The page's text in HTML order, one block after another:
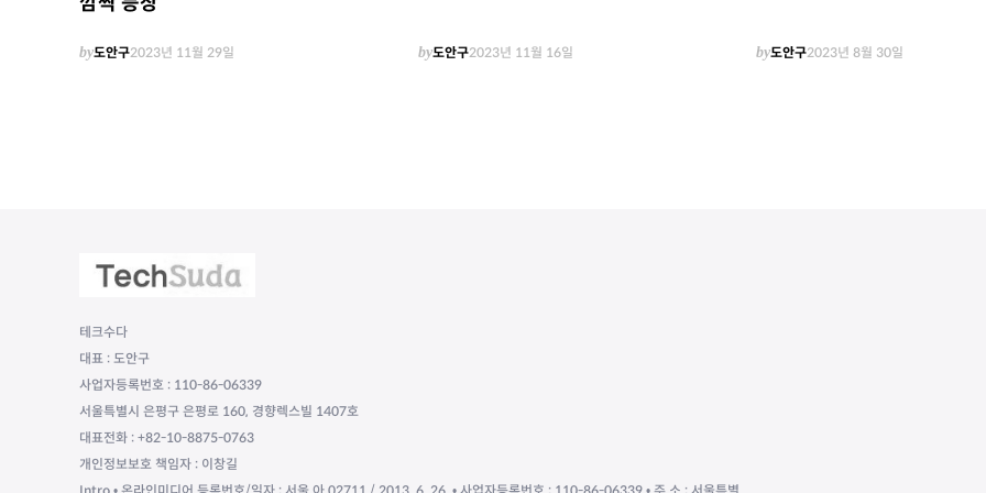
by도안구2023년 11월 29일 by도안구2023년 11월 16일 by도안구2023년 8월 30일
테크수다
대표 : 도안구
사업자등록번호 : 110-86-06339
서울특별시 은평구 은평로 160, 경향렉스빌 1407호
대표전화 : +82-10-8875-0763
개인정보보호 책임자 : 이창길